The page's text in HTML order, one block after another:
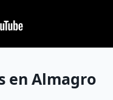
en Almagro